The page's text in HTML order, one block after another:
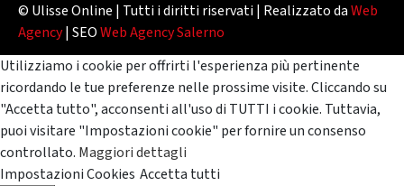
© Ulisse Online | Tutti i diritti riservati | Realizzato daWeb
Agency| SEOWeb Agency Salerno
Utilizziamo i cookie per offrirti l'esperienza più pertinente
ricordando le tue preferenze nelle prossime visite. Cliccando su
"Accetta tutto", acconsenti all'uso di TUTTI i cookie. Tuttavia,
puoi visitare "Impostazioni cookie" per fornire un consenso
controllato. Maggiori dettagli
Impostazioni Cookies Accetta tutti